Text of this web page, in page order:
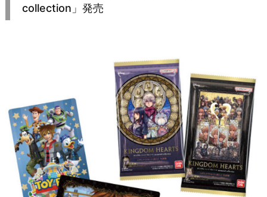
collection」発売